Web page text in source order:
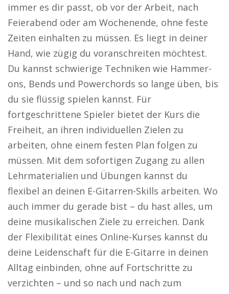
immer es dir passt, ob vor der Arbeit, nach
Feierabend oder am Wochenende, ohne feste
Zeiten einhalten zu müssen. Es liegt in deiner
Hand, wie zügig du voranschreiten möchtest.
Du kannst schwierige Techniken wie Hammer-
ons, Bends und Powerchords so lange üben, bis
du sie flüssig spielen kannst. Für
fortgeschrittene Spieler bietet der Kurs die
Freiheit, an ihren individuellen Zielen zu
arbeiten, ohne einem festen Plan folgen zu
müssen. Mit dem sofortigen Zugang zu allen
Lehrmaterialien und Übungen kannst du
flexibel an deinen E-Gitarren-Skills arbeiten. Wo
auch immer du gerade bist – du hast alles, um
deine musikalischen Ziele zu erreichen. Dank
der Flexibilität eines Online-Kurses kannst du
deine Leidenschaft für die E-Gitarre in deinen
Alltag einbinden, ohne auf Fortschritte zu
verzichten – und so nach und nach zum